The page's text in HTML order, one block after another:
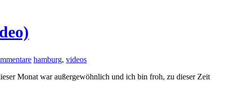
hamburg, videos
Monat war außergewöhnlich und ich bin froh, zu dieser Zeit